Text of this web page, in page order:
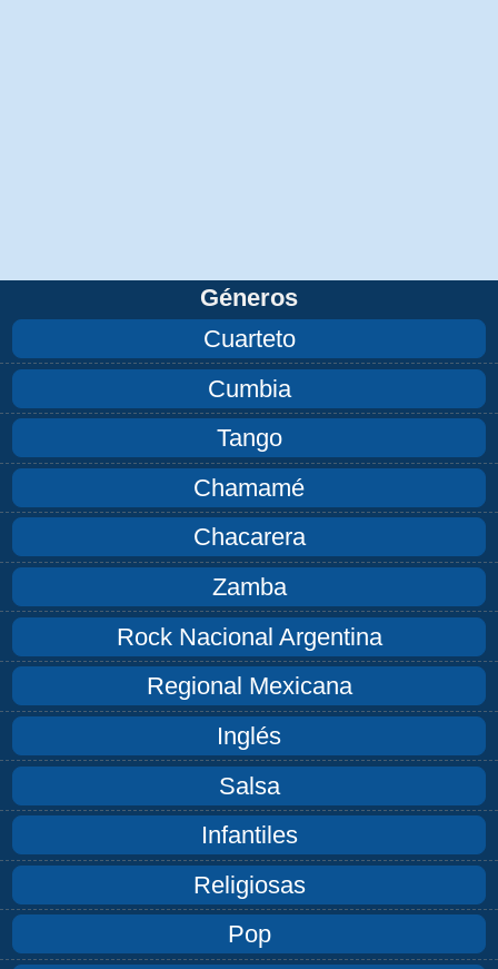
Géneros
Cuarteto
Cumbia
Tango
Chamamé
Chacarera
Zamba
Rock Nacional Argentina
Regional Mexicana
Inglés
Salsa
Infantiles
Religiosas
Pop